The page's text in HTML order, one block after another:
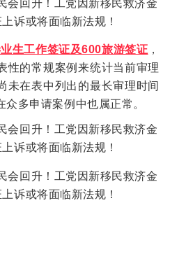
生工作签证及600旅游签证 ，
性的常规案例来统计当前审理
未在表中列出的最长审理时间
多申请案例中也属正常。